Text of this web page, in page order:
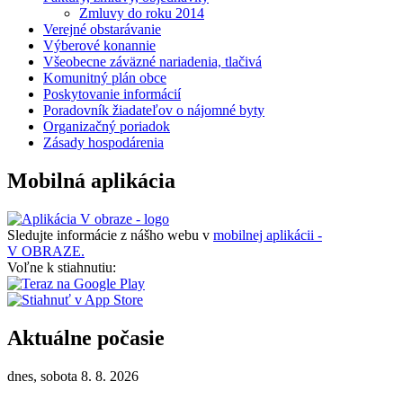
Zmluvy do roku 2014
Verejné obstarávanie
Výberové konannie
Všeobecne záväzné nariadenia, tlačivá
Komunitný plán obce
Poskytovanie informácií
Poradovník žiadateľov o nájomné byty
Organizačný poriadok
Zásady hospodárenia
Mobilná aplikácia
Sledujte informácie z nášho webu v mobilnej aplikácii -
V OBRAZE.
Voľne k stiahnutiu:
Aktuálne počasie
dnes, sobota 8. 8. 2026